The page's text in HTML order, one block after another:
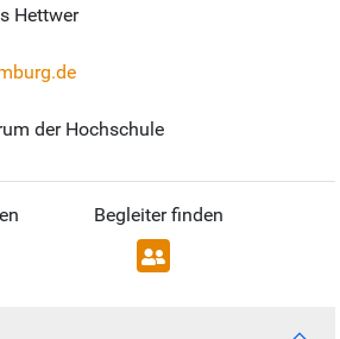
Hettwer
der Hochschule
Begleiter finden